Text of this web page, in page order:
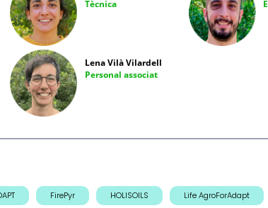
Tècnica
Lena Vilà Vilardell
Personal associat
FirePyr HOLISOILS Life AgroForAdapt